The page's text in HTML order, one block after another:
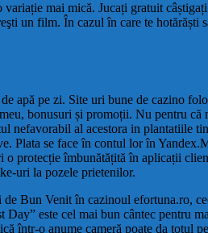
mai mică. Jucați gratuit
un film. În cazul în care te
apă pe zi. Site uri bune de cazino
bonusuri și promoții. Nu pentru
al acestora in plantatiile
Plata se face în contul lor în
o protecție îmbunătățită în aplicații
uri la pozele prietenilor.
Bun Venit în cazinoul efortuna.ro,
este cel mai bun cântec pentru
într-o anume cameră poate da totul